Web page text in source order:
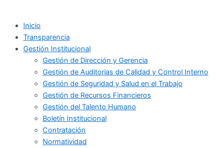
Inicio
Transparencia
Gestión Institucional
Gestión de Dirección y Gerencia
Gestión de Auditorias de Calidad y Control Interno
Gestión de Seguridad y Salud en el Trabajo
Gestión de Recursos Financieros
Gestión del Talento Humano
Boletín Institucional
Contratación
Normatividad